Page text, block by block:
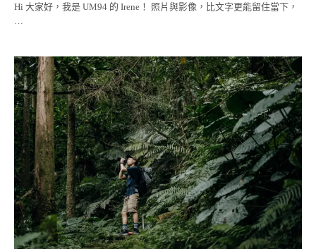
Hi 大家好，我是 UM94 的 Irene！ 照片與影像，比文字更能留住當下，